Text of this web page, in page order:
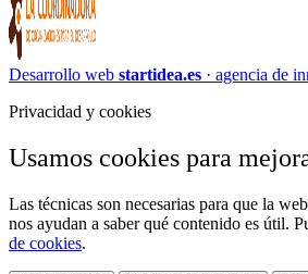
Desarrollo web startidea.es · agencia de
Privacidad y cookies
Usamos cookies para
Las técnicas son necesarias para que la
nos ayudan a saber qué contenido es útil.
de cookies.